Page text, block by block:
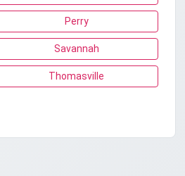
Perry
Savannah
Thomasville